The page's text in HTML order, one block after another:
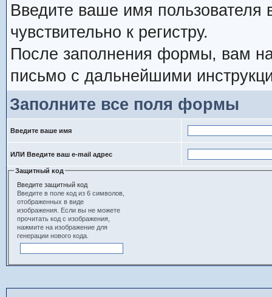
Введите ваше имя
чувствительно к регистру.
После заполнения формы, вам на
письмо с дальнейшими
Заполните все поля формы
Введите ваше имя
ИЛИ Введите ваш e-mail адрес
Защитный код
Введите защитный код
Введите в поле код из 6 символов,
отображенных в виде
изображения. Если вы не можете
прочитать код с изображения,
нажмите на изображение для
генерации нового кода.